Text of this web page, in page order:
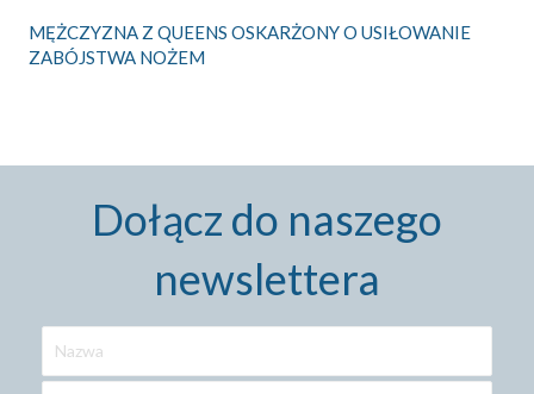
MĘŻCZYZNA Z QUEENS OSKARŻONY O USIŁOWANIE
ZABÓJSTWA NOŻEM
Dołącz do naszego
newslettera